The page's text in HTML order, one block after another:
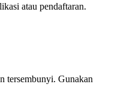
atau pendaftaran.
tersembunyi. Gunakan